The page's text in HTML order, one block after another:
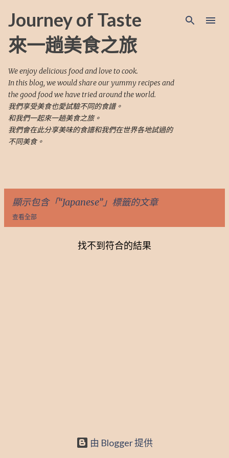
跳至主要內容
Journey of Taste
來一趟美食之旅
We enjoy delicious food and love to cook.
In this blog, we would share our yummy recipes and
the good food we have tried around the world.
我們享受美食也愛試驗不同的食譜。
和我們一起來一趟美食之旅。
我們會在此分享美味的食譜和我們在世界各地試過的
不同美食。
顯示包含「 Japanese 」標籤的文章
查看全部
找不到符合的結果
由 Blogger 提供